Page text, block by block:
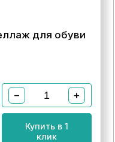
для обуви
− +
Купить в 1
клик